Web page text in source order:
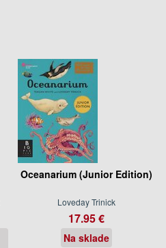
Oceanarium (Junior Edition)
Loveday Trinick
17.95 €
Na sklade